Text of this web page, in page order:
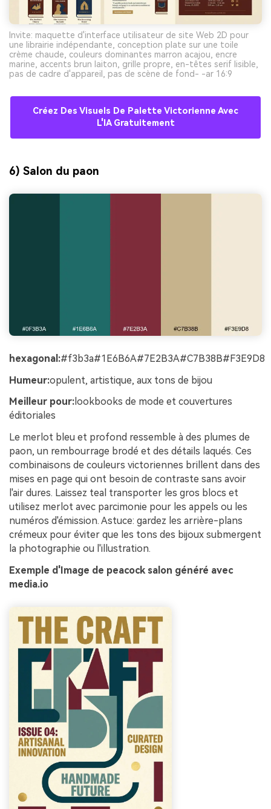
Invite: maquette d'interface utilisateur de site Web 2D pour
une librairie indépendante, conception plate sur une toile
crème chaude, couleurs dominantes marron acajou, encre
marine, accents brun laiton, grille propre, en-têtes serif lisible,
pas de cadre d'appareil, pas de scène de fond- -ar 16:9
Créez Des Visuels De Palette Victorienne Avec
L'IA Gratuitement
6) Salon du paon
hexagonal:#f3b3a#1E6B6A#7E2B3A#C7B38B#F3E9D8
Humeur:opulent, artistique, aux tons de bijou
Meilleur pour: lookbooks de mode et couvertures
éditoriales
Le merlot bleu et profond ressemble à des plumes de
paon, un rembourrage brodé et des détails laqués. Ces
combinaisons de couleurs victoriennes brillent dans des
mises en page qui ont besoin de contraste sans avoir
l'air dures. Laissez teal transporter les gros blocs et
utilisez merlot avec parcimonie pour les appels ou les
numéros d'émission. Astuce: gardez les arrière-plans
crémeux pour éviter que les tons des bijoux submergent
la photographie ou l'illustration.
Exemple d'Image de peacock salon généré avec
media.io